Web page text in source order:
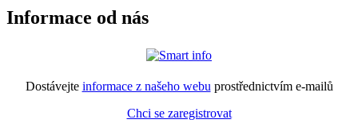
Informace od nás
Dostávejte informace z našeho webu prostřednictvím e-mailů
Chci se zaregistrovat